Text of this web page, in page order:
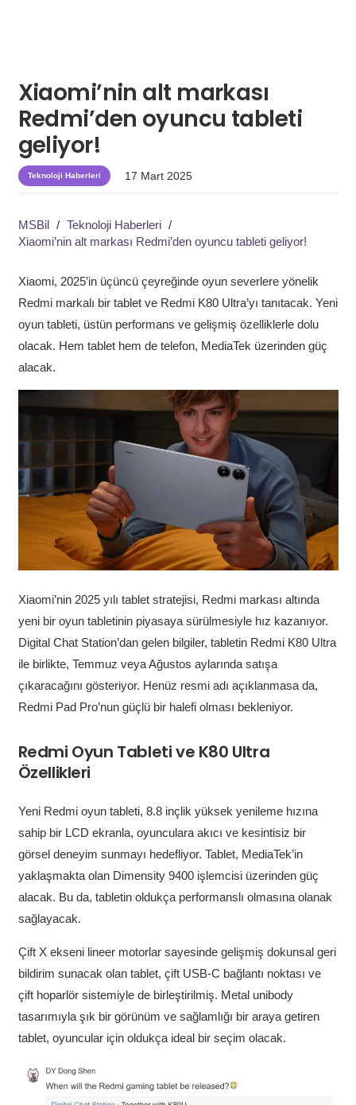
Xiaomi’nin alt markası
Redmi’den oyuncu tableti
geliyor!
Teknoloji Haberleri 17 Mart 2025
MSBil / Teknoloji Haberleri /
Xiaomi’nin alt markası Redmi’den oyuncu tableti geliyor!
Xiaomi, 2025’in üçüncü çeyreğinde oyun severlere yönelik
Redmi markalı bir tablet ve Redmi K80 Ultra’yı tanıtacak. Yeni
oyun tableti, üstün performans ve gelişmiş özelliklerle dolu
olacak. Hem tablet hem de telefon, MediaTek üzerinden güç
alacak.
Xiaomi’nin 2025 yılı tablet stratejisi, Redmi markası altında
yeni bir oyun tabletinin piyasaya sürülmesiyle hız kazanıyor.
Digital Chat Station’dan gelen bilgiler, tabletin Redmi K80 Ultra
ile birlikte, Temmuz veya Ağustos aylarında satışa
çıkaracağını gösteriyor. Henüz resmi adı açıklanmasa da,
Redmi Pad Pro’nun güçlü bir halefi olması bekleniyor.
Redmi Oyun Tableti ve K80 Ultra
Özellikleri
Yeni Redmi oyun tableti, 8.8 inçlik yüksek yenileme hızına
sahip bir LCD ekranla, oyunculara akıcı ve kesintisiz bir
görsel deneyim sunmayı hedefliyor. Tablet, MediaTek’in
yaklaşmakta olan Dimensity 9400 işlemcisi üzerinden güç
alacak. Bu da, tabletin oldukça performanslı olmasına olanak
sağlayacak.
Çift X ekseni lineer motorlar sayesinde gelişmiş dokunsal geri
bildirim sunacak olan tablet, çift USB-C bağlantı noktası ve
çift hoparlör sistemiyle de birleştirilmiş. Metal unibody
tasarımıyla şık bir görünüm ve sağlamlığı bir araya getiren
tablet, oyuncular için oldukça ideal bir seçim olacak.